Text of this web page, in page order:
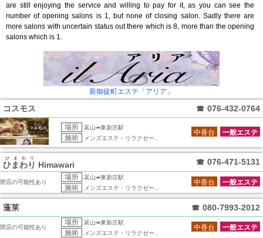
are still enjoying the service and willing to pay for it, as you can see the
number of opening salons is 1, but none of closing salon. Sadly there are
more salons with uncertain status out there which is 8, more than the opening
salons which is 1.
新御徒町エステ「アリア」
コスモス ☎ 076-432-0764
場所 富山➠東新庄駅
施術 メンズエステ・リラクゼー..
一般エステ
中香台
ひまわり
ひまわり
Himawari ☎ 076-471-5131
閉店の可能性あり
場所 富山➠東新庄駅
施術 メンズエステ・リラクゼー..
一般エステ
中香台
蓬莱 ☎ 080-7993-2012
閉店の可能性あり
場所 富山➠東新庄駅
施術 メンズエステ・リラクゼー..
一般エステ
中香台